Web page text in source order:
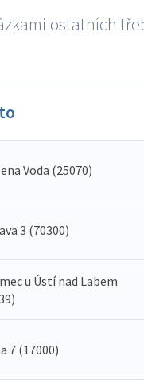
ostatních
Voda (25070)
3 (70300)
u Ústí nad Labem
7 (17000)